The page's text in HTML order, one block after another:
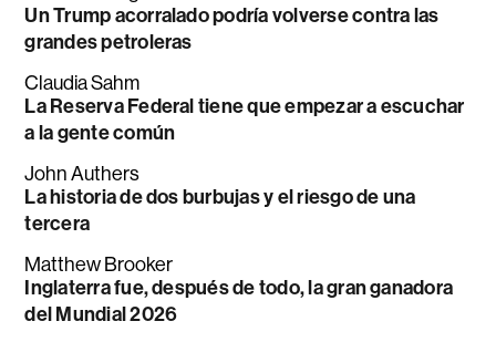
Un Trump acorralado podría volverse contra las
grandes petroleras
Claudia Sahm
La Reserva Federal tiene que empezar a escuchar
a la gente común
John Authers
La historia de dos burbujas y el riesgo de una
tercera
Matthew Brooker
Inglaterra fue, después de todo, la gran ganadora
del Mundial 2026